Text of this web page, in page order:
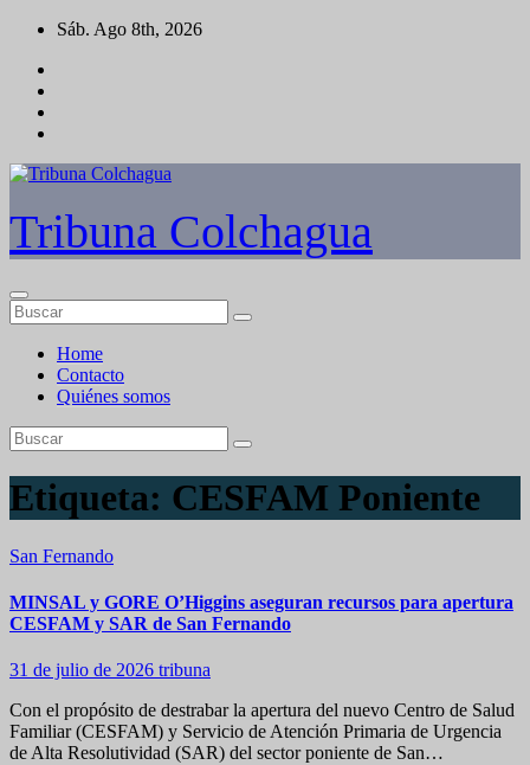
Saltar
contenido
Sáb. Ago 8th, 2026
Tribuna Colchagua
Home
Contacto
Quiénes somos
Etiqueta: CESFAM Poniente
San Fernando
MINSAL y GORE O’Higgins aseguran recursos para apertura
CESFAM y SAR de San Fernando
31 de julio de 2026 tribuna
Con el propósito de destrabar la apertura del nuevo Centro de Salud
Familiar (CESFAM) y Servicio de Atención Primaria de Urgencia
de Alta Resolutividad (SAR) del sector poniente de San…